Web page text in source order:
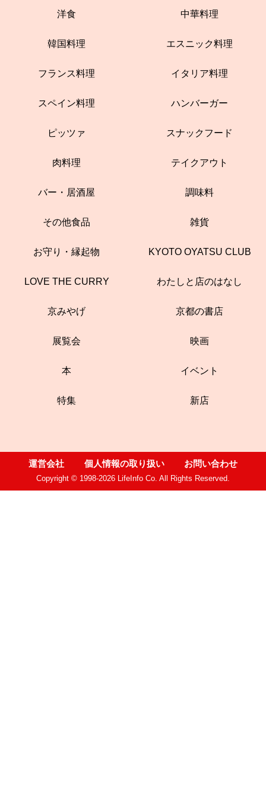
洋食 中華料理
韓国料理 エスニック料理
フランス料理 イタリア料理
スペイン料理 ハンバーガー
ピッツァ スナックフード
肉料理 テイクアウト
バー・居酒屋 調味料
その他食品 雑貨
お守り・縁起物 KYOTO OYATSU CLUB
LOVE THE CURRY わたしと店のはなし
京みやげ 京都の書店
展覧会 映画
本 イベント
特集 新店
運営会社 個人情報の取り扱い お問い合わせ
Copyright © 1998-2026 LifeInfo Co. All Rights Reserved.